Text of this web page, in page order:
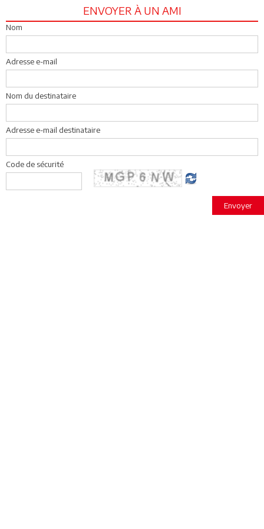
ENVOYER À UN AMI
Nom
Adresse e-mail
Nom du destinataire
Adresse e-mail destinataire
Code de sécurité
Envoyer